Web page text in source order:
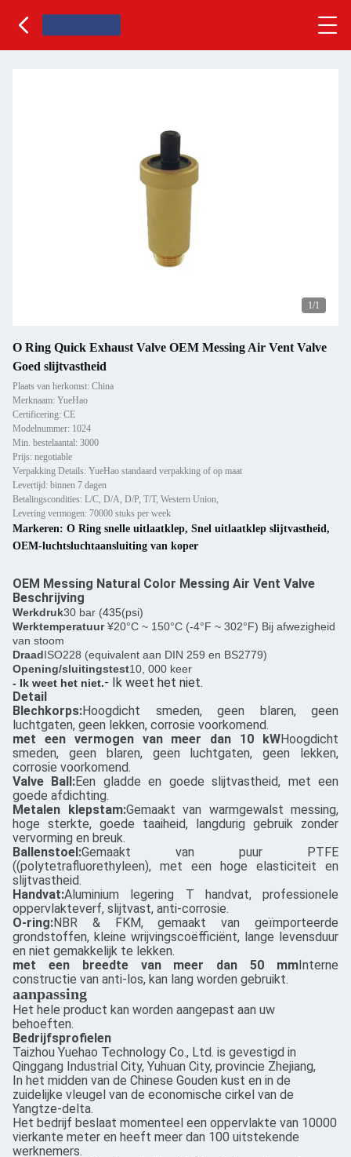
1/1
O Ring Quick Exhaust Valve OEM Messing Air Vent Valve
Goed slijtvastheid
Plaats van herkomst: China
Merknaam: YueHao
Certificering: CE
Modelnummer: 1024
Min. bestelaantal: 3000
Prijs: negotiable
Verpakking Details: YueHao standaard verpakking of op maat
Levertijd: binnen 7 dagen
Betalingscondities: L/C, D/A, D/P, T/T, Western Union,
Levering vermogen: 70000 stuks per week
Markeren: O Ring snelle uitlaatklep, Snel uitlaatklep slijtvastheid,
OEM-luchtsluchtaansluiting van koper
OEM Messing Natural Color Messing Air Vent Valve
Beschrijving
Werkdruk30 bar (435(psi)
Werktemperatuur ¥20°C ~ 150°C (-4°F ~ 302°F) Bij afwezigheid
van stoom
DraadISO228 (equivalent aan DIN 259 en BS2779)
Opening/sluitingstest10, 000 keer
- Ik weet het niet.- Ik weet het niet.
Detail
Blechkorps:Hoogdicht smeden, geen blaren, geen
luchtgaten, geen lekken, corrosie voorkomend.
met een vermogen van meer dan 10 kWHoogdicht
smeden, geen blaren, geen luchtgaten, geen lekken,
corrosie voorkomend.
Valve Ball:Een gladde en goede slijtvastheid, met een
goede afdichting.
Metalen klepstam:Gemaakt van warmgewalst messing,
hoge sterkte, goede taaiheid, langdurig gebruik zonder
vervorming en breuk.
Ballenstoel:Gemaakt van puur PTFE
((polytetrafluorethyleen), met een hoge elasticiteit en
slijtvastheid.
Handvat:Aluminium legering T handvat, professionele
oppervlakteverf, slijtvast, anti-corrosie.
O-ring:NBR & FKM, gemaakt van geïmporteerde
grondstoffen, kleine wrijvingscoëfficiënt, lange levensduur
en niet gemakkelijk te lekken.
met een breedte van meer dan 50 mmInterne
constructie van anti-los, kan lang worden gebruikt.
aanpassing
Het hele product kan worden aangepast aan uw
behoeften.
Bedrijfsprofielen
Taizhou Yuehao Technology Co., Ltd. is gevestigd in
Qinggang Industrial City, Yuhuan City, provincie Zhejiang,
In het midden van de Chinese Gouden kust en in de
zuidelijke vleugel van de economische cirkel van de
Yangtze-delta.
Het bedrijf beslaat momenteel een oppervlakte van 10000
vierkante meter en heeft meer dan 100 uitstekende
werknemers.